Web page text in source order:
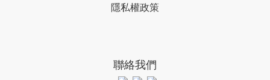
隱私權政策
聯絡我們